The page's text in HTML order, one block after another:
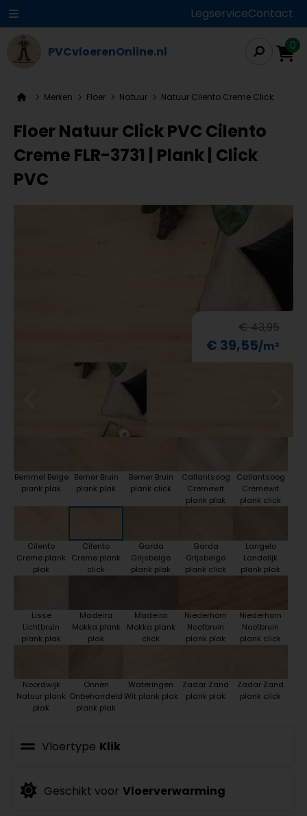
LegserviceContact
PVCvloerenOnline.nl 0
Merken Floer Natuur Natuur Cilento Creme Click
Floer Natuur Click PVC Cilento
Creme FLR-3731 | Plank | Click
PVC
€ 43,95
€ 39,55
Bemmel Beige
plank plak
Berner Bruin
plank plak
Berner Bruin
plank click
Callantsoog
Cremewit
plank plak
Callantsoog
Cremewit
plank click
Cilento
Creme plank
plak
Cilento
Creme plank
click
Garda
Grijsbeige
plank plak
Garda
Grijsbeige
plank click
Langelo
Landelijk
plank plak
Lisse
Lichtbruin
plank plak
Madeira
Mokka plank
plak
Madeira
Mokka plank
click
Niederhorn
Nootbruin
plank plak
Niederhorn
Nootbruin
plank click
Noordwijk
Natuur plank
plak
Onnen
Onbehandeld
plank plak
Wateringen
Wit plank plak
Zadar Zand
plank plak
Zadar Zand
plank click
Vloertype Klik
Geschikt voor Vloerverwarming